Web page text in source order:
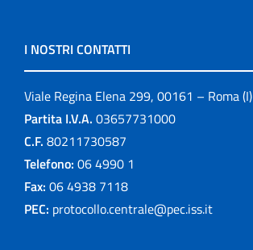
I NOSTRI CONTATTI
Viale Regina Elena 299, 00161 – Roma (I)
Partita I.V.A. 03657731000
C.F. 80211730587
Telefono: 06 4990 1
Fax: 06 4938 7118
PEC: protocollo.centrale@pec.iss.it